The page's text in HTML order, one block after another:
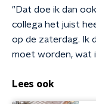
"Dat doe ik dan
collega het juist
op de zaterdag. Ik
moet worden, wat
Lees ook